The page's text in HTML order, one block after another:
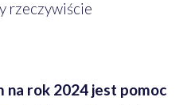
rzeczywiście
na rok 2024 jest pomoc